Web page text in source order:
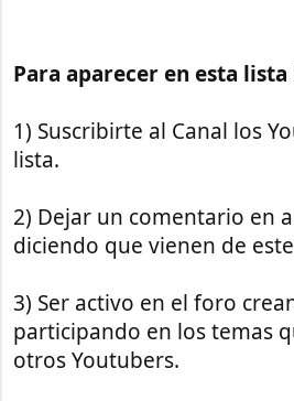
Para aparecer en esta lista
1) Suscribirte al Canal los
lista.
2) Dejar un comentario en
diciendo que vienen de
3) Ser activo en el foro
participando en los temas
otros Youtubers.